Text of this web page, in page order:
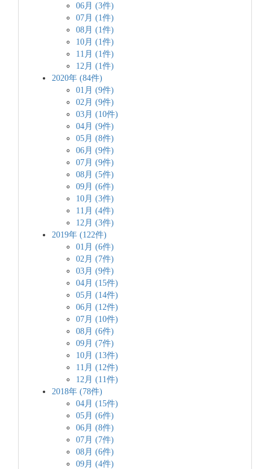
06月 (3件)
07月 (1件)
08月 (1件)
10月 (1件)
11月 (1件)
12月 (1件)
2020年 (84件)
01月 (9件)
02月 (9件)
03月 (10件)
04月 (9件)
05月 (8件)
06月 (9件)
07月 (9件)
08月 (5件)
09月 (6件)
10月 (3件)
11月 (4件)
12月 (3件)
2019年 (122件)
01月 (6件)
02月 (7件)
03月 (9件)
04月 (15件)
05月 (14件)
06月 (12件)
07月 (10件)
08月 (6件)
09月 (7件)
10月 (13件)
11月 (12件)
12月 (11件)
2018年 (78件)
04月 (15件)
05月 (6件)
06月 (8件)
07月 (7件)
08月 (6件)
09月 (4件)